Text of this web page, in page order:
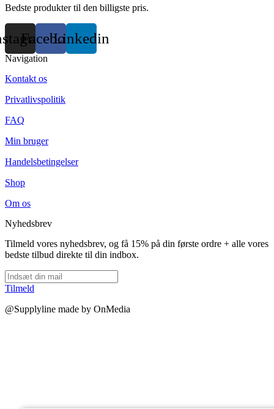
Bedste produkter til den billigste pris.
FacebookLinkedin
Navigation
Kontakt os
Privatlivspolitik
FAQ
Min bruger
Handelsbetingelser
Shop
Om os
Nyhedsbrev
Tilmeld vores nyhedsbrev, og få 15% på din første ordre + alle vores
bedste tilbud direkte til din indbox.
Tilmeld
@Supplyline made by OnMedia